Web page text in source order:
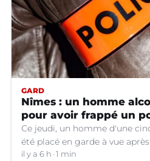
GARD
Nîmes : un homme
pour avoir frappé un
Ce jeudi, un homme d'une
été placé en garde à vue
hors service à Nîmes (Gard).
il y a 6 h 1 min